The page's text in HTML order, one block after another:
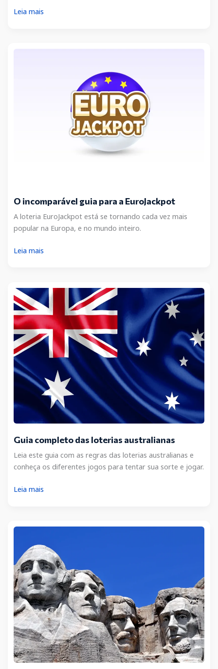
Guia
Leia mais
O incomparável guia para a EuroJackpot
A loteria EuroJackpot está se tornando cada vez mais
popular na Europa, e no mundo inteiro.
O
a
EuroJackpot
Leia mais
Guia completo das loterias australianas
Leia este guia com as regras das loterias australianas e
conheça os diferentes jogos para tentar sua sorte e jogar.
Guia
Leia mais